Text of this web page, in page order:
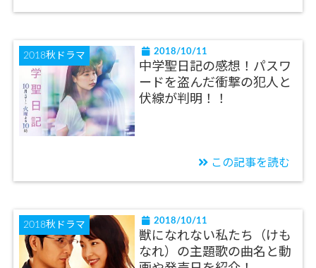
2018秋ドラマ 2018/10/11
中学聖日記の感想！パスワ
ードを盗んだ衝撃の犯人と
伏線が判明！！
この記事を読む
2018秋ドラマ 2018/10/11
獣になれない私たち（けも
なれ）の主題歌の曲名と動